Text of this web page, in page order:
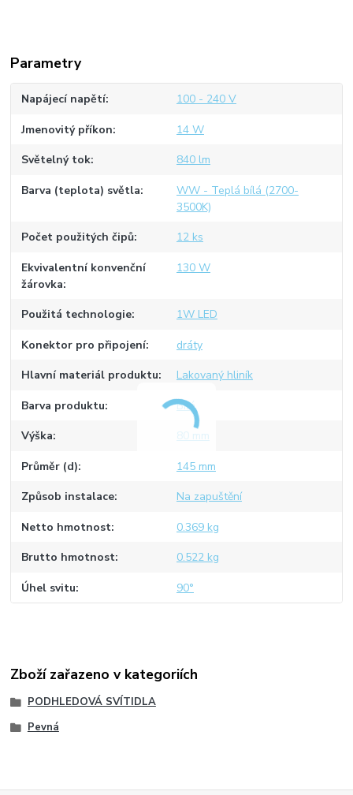
Parametry
Napájecí napětí 100 - 240 V
Jmenovitý příkon 14 W
Světelný tok 840 lm
Barva (teplota) světla
WW - Teplá bílá (2700-
3500K)
Počet použitých čipů 12 ks
Ekvivalentní konvenční
žárovka
130 W
Použitá technologie 1W LED
Konektor pro připojení dráty
Hlavní materiál produktu Lakovaný hliník
Barva produktu Bílá
Výška 80 mm
Průměr (d) 145 mm
Způsob instalace Na zapuštění
Netto hmotnost 0.369 kg
Brutto hmotnost 0.522 kg
Úhel svitu 90°
Zboží zařazeno v kategoriích
PODHLEDOVÁ SVÍTIDLA
Pevná